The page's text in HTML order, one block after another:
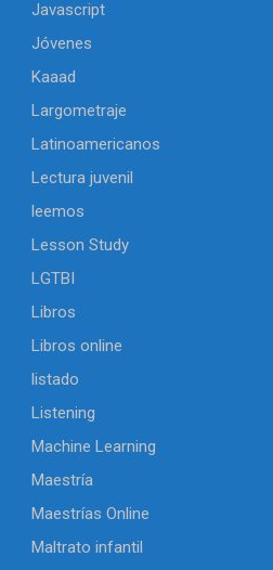
Javascript
Jóvenes
Kaaad
Largometraje
Latinoamericanos
Lectura juvenil
leemos
Lesson Study
LGTBI
Libros
Libros online
listado
Listening
Machine Learning
Maestría
Maestrías Online
Maltrato infantil